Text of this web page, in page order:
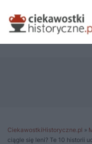
CiekawostkiHistoryczne.pl »
ciągle się leni? Te 10 historii